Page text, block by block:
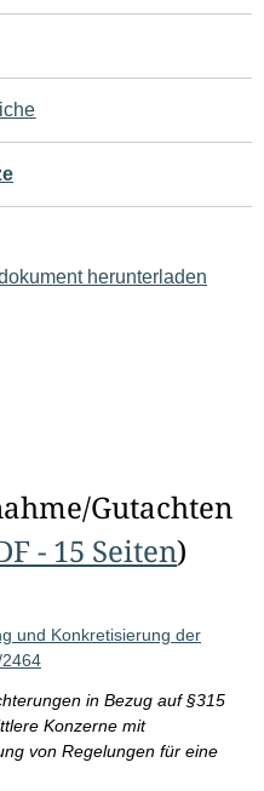
herunterladen
Gutachten
- 15 Seiten)
und Konkretisierung der
in Bezug auf §315
Konzerne mit
von Regelungen für eine